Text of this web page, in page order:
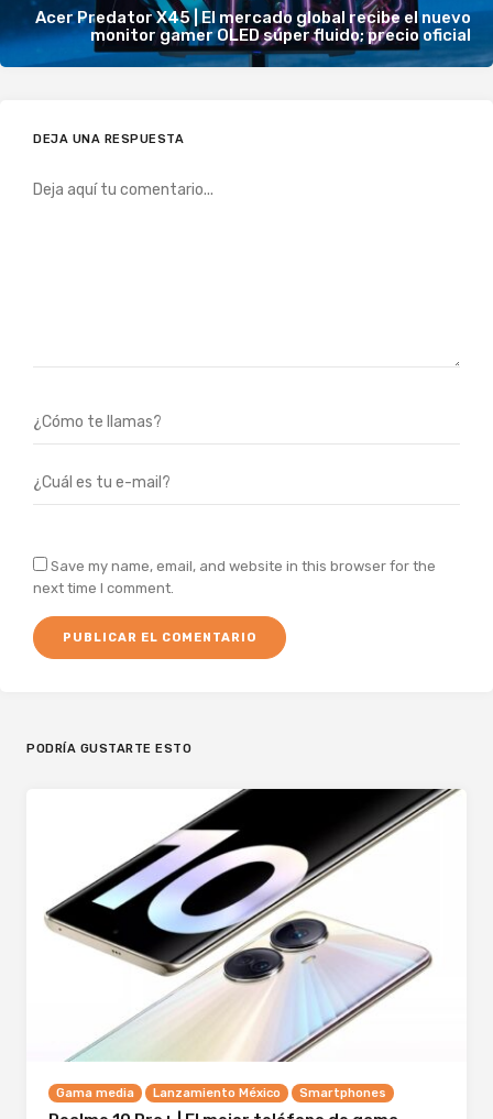
Acer Predator X45 | El mercado global recibe el nuevo
monitor gamer OLED súper fluido; precio oficial
DEJA UNA RESPUESTA
Save my name, email, and website in this browser for the
next time I comment.
PODRÍA GUSTARTE ESTO
Gama media Lanzamiento México Smartphones